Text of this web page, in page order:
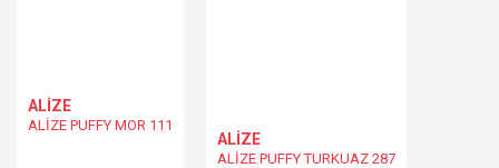
ALİZE
ALİZE PUFFY MOR 111
ALİZE
ALİZE PUFFY TURKUAZ 287